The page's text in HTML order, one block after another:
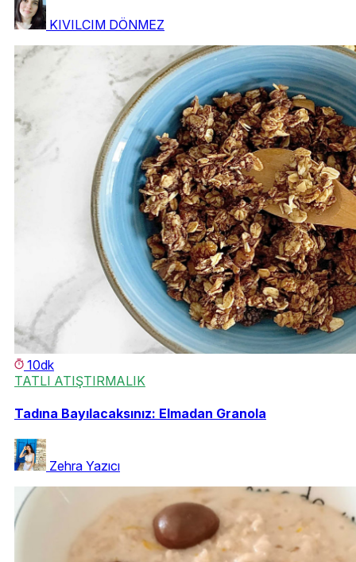
KIVILCIM DÖNMEZ
10dk
TATLI ATIŞTIRMALIK
Tadına Bayılacaksınız: Elmadan Granola
Zehra Yazıcı